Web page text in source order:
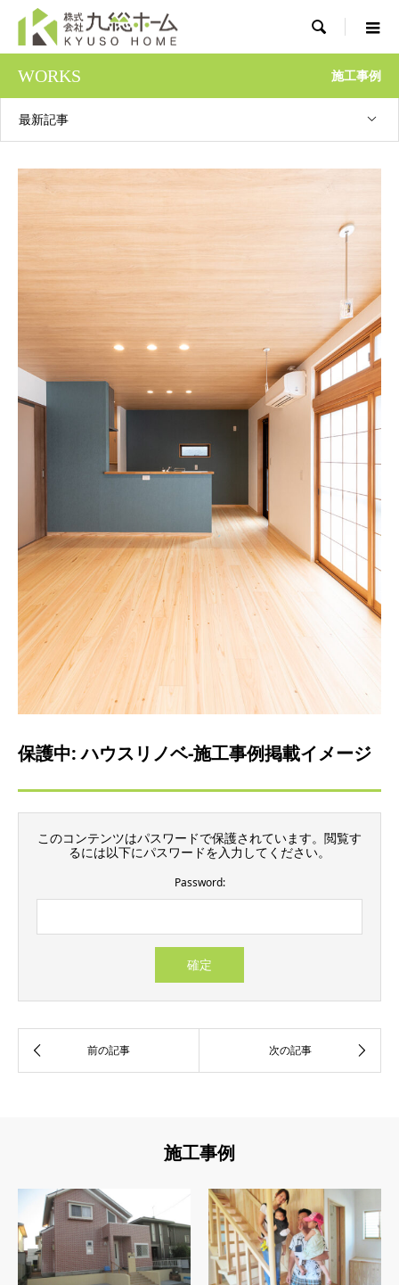

WORKS 施工事例
最新記事
保護中: ハウスリノベ-施工事例掲載イメージ
このコンテンツはパスワードで保護されています。閲覧す
るには以下にパスワードを入力してください。
Password:
施工事例